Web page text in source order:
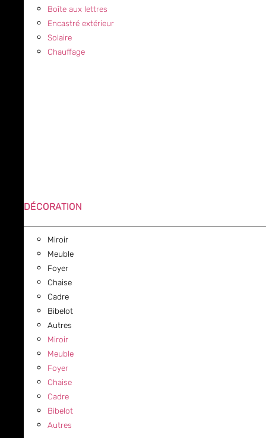
Boîte aux lettres
Encastré extérieur
Solaire
Chauffage
DÉCORATION
Miroir
Meuble
Foyer
Chaise
Cadre
Bibelot
Autres
Miroir
Meuble
Foyer
Chaise
Cadre
Bibelot
Autres